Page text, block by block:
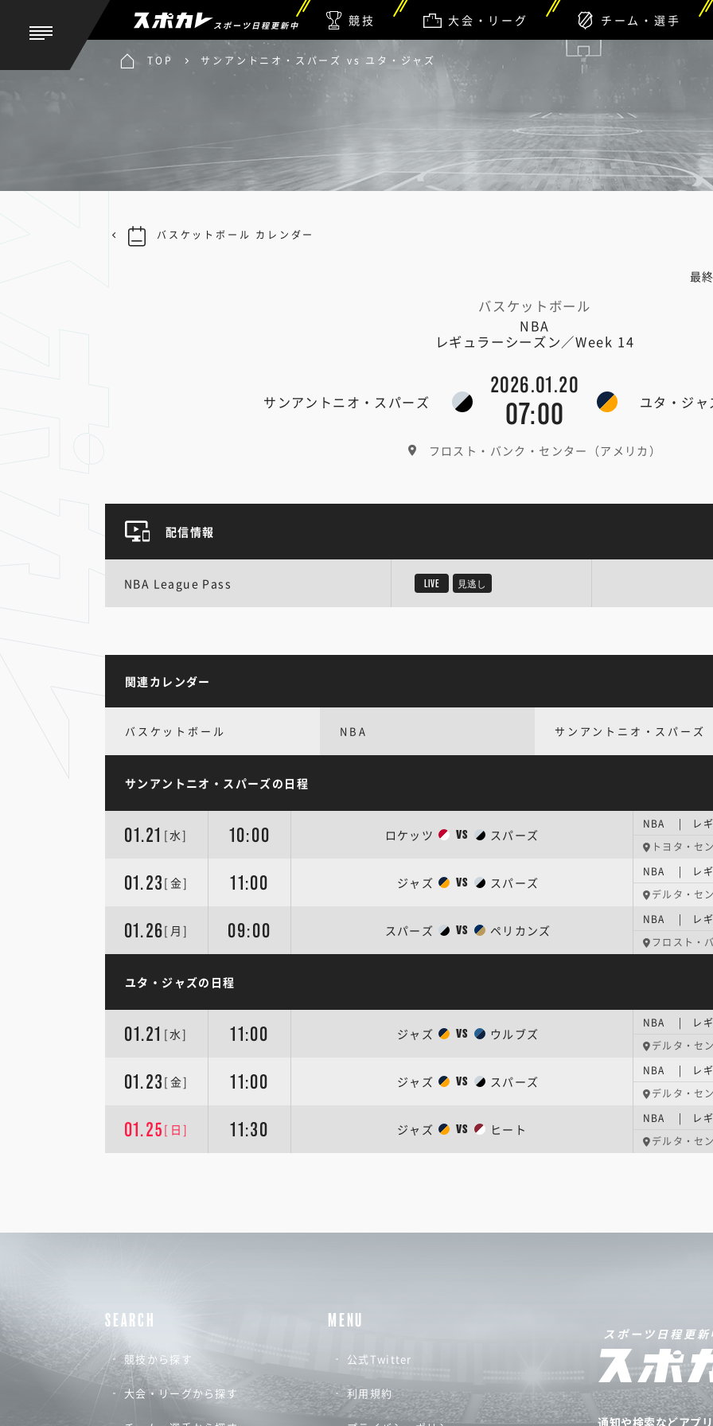
スポーツ日程更新中 競技 大会・リーグ チーム・選手
TOP サンアントニオ・スパーズ vs ユタ・ジャズ
最
バスケットボール
NBA
レギュラーシーズン／Week 14
サンアントニオ・スパーズ
2026.01.20
07:00 ユタ・ジャ
フロスト・バンク・センター（アメリカ）
バスケットボール カレンダー
配信情報
NBA League Pass LIVE 見逃し
関連カレンダー
バスケットボール NBA サンアントニオ・スパーズ
サンアントニオ・スパーズの日程
01.21 [水] 10:00 ロケッツ VS スパーズ
トヨタ・セ
01.23 [金] 11:00 ジャズ VS スパーズ
NBA | レギ
デルタ・セ
01.26[月] 09:00 スパーズ VS ペリカンズ
NBA | レギ
フロスト・
ユタ・ジャズの日程
01.21 [水] 11:00 ジャズ VS ウルブズ
NBA | レギ
デルタ・セ
01.23 [金] 11:00 ジャズ VS スパーズ
NBA | レギ
デルタ・セ
01.25 [日] 11:30 ジャズ VS ヒート
NBA | レギ
デルタ・セ
SEARCH
競技から探す
大会・リーグから探す
MENU
公式Twitter
利用規約
スポーツ日程更新
通知や検索などアプ